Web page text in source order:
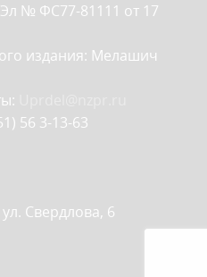
№ ФС77-81111 от 17
издания: Мелашич
56 3-13-63
Свердлова, 6